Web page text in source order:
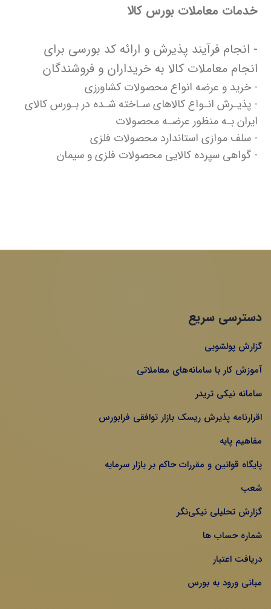
خدمات معاملات بورس کالا
- انجام فرآیند پذیرش و ارائه کد بورسی برای
انجام معاملات کالا به خریداران و فروشندگان
- خرید و عرضه انواع محصولات کشاورزی
- پذیـرش انـواع کالاهای سـاخته شـده در بـورس کالای
ایران بـه منظور عرضـه محصولات
- سلف موازی استاندارد محصولات فلزی
- گواهی سپرده کالایی محصولات فلزی و سیمان
دسترسی سریع
گزارش پولشویی
آموزش کار با سامانه‌های معاملاتی
سامانه نیکی تریدر
اقرارنامه پذیرش ریسک بازار توافقی فرابورس
مفاهیم پایه
پایگاه قوانین و مقررات حاکم بر بازار سرمایه
شعب
گزارش تحلیلی نیکی‌نگر
شماره حساب ها
دریافت اعتبار
مبانی ورود به بورس